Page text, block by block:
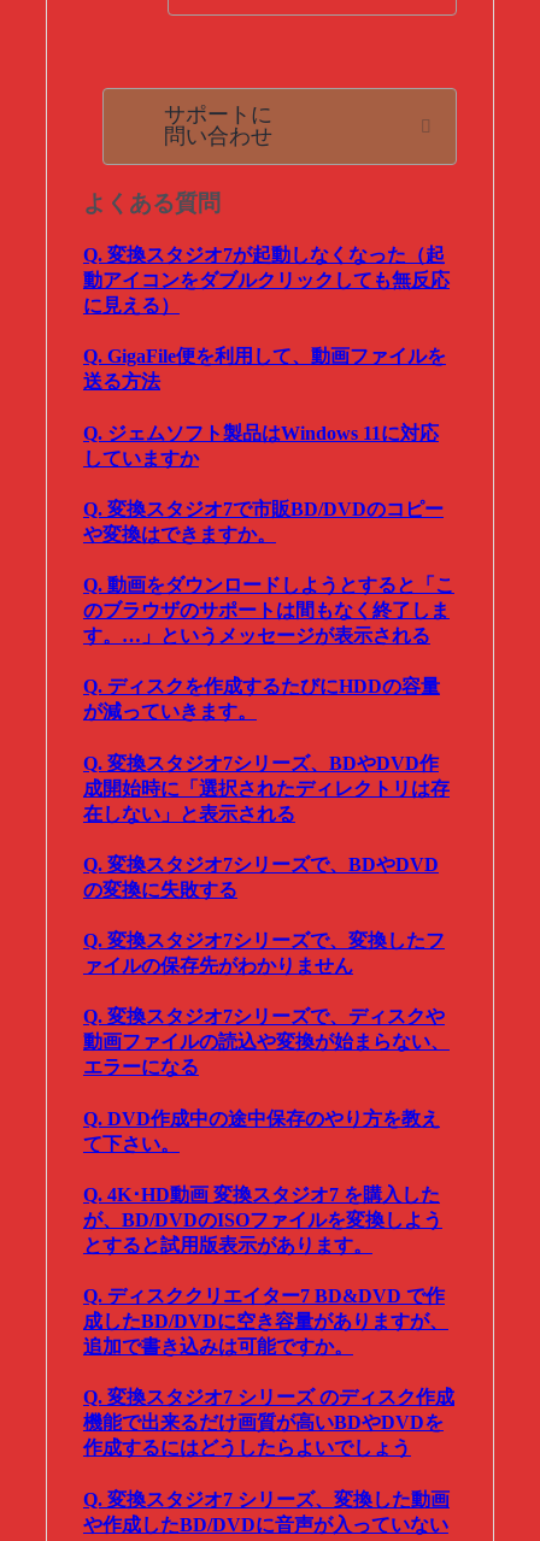
サポートに
問い合わせ
よくある質問
Q. 変換スタジオ7が起動しなくなった（起
動アイコンをダブルクリックしても無反応
に見える）
Q. GigaFile便を利用して、動画ファイルを
送る方法
Q. ジェムソフト製品はWindows 11に対応
していますか
Q. 変換スタジオ7で市販BD/DVDのコピー
や変換はできますか。
Q. 動画をダウンロードしようとすると「こ
のブラウザのサポートは間もなく終了しま
す。…」というメッセージが表示される
Q. ディスクを作成するたびにHDDの容量
が減っていきます。
Q. 変換スタジオ7シリーズ、BDやDVD作
成開始時に「選択されたディレクトリは存
在しない」と表示される
Q. 変換スタジオ7シリーズで、BDやDVD
の変換に失敗する
Q. 変換スタジオ7シリーズで、変換したフ
ァイルの保存先がわかりません
Q. 変換スタジオ7シリーズで、ディスクや
動画ファイルの読込や変換が始まらない、
エラーになる
Q. DVD作成中の途中保存のやり方を教え
て下さい。
Q. 4K･HD動画 変換スタジオ7 を購入した
が、BD/DVDのISOファイルを変換しよう
とすると試用版表示があります。
Q. ディスククリエイター7 BD&DVD で作
成したBD/DVDに空き容量がありますが、
追加で書き込みは可能ですか。
Q. 変換スタジオ7 シリーズ のディスク作成
機能で出来るだけ画質が高いBDやDVDを
作成するにはどうしたらよいでしょう
Q. 変換スタジオ7 シリーズ、変換した動画
や作成したBD/DVDに音声が入っていない